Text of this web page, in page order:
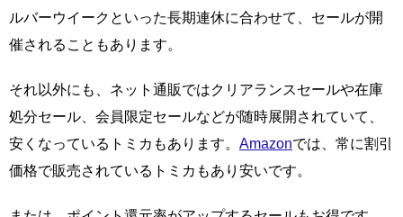
ルバーウイークといった長期連休に合わせて、セールが開
催されることもあります。
それ以外にも、ネット通販ではクリアランスセールや在庫
処分セール、会員限定セールなどが随時展開されていて、
安くなっているトミカもあります。 Amazonでは、常に割引
価格で販売されているトミカもあり安いです。